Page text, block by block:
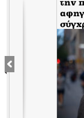
την